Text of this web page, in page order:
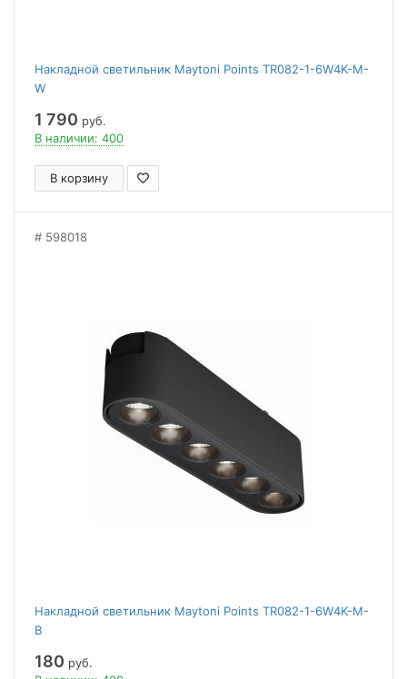
Накладной светильник Maytoni Points TR082-1-6W4K-M-
W
1 790 руб.
В наличии: 400
В корзину
598018
Накладной светильник Maytoni Points TR082-1-6W4K-M-
B
180 руб.